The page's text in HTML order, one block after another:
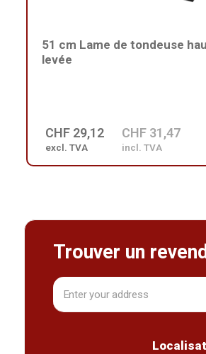
51 cm Lame de tondeuse
levée
CHF 29,12
excl. TVA
CHF 31,47
incl. TVA
Trouver un